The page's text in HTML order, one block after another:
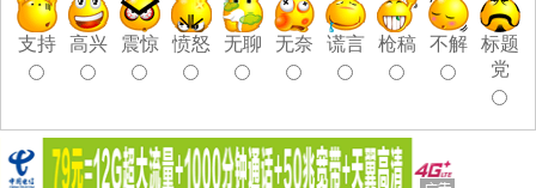
支持 高兴 震惊 愤怒 无聊 无奈 谎言 枪稿 不解
标题
党